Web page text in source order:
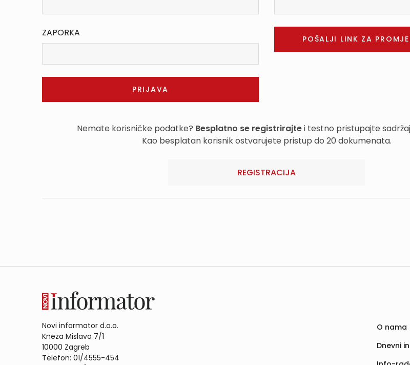
ZAPORKA
Nemate korisničke podatke? Besplatno se registrirajtei testno pristupajte
Kao besplatan korisnik ostvarujete pristup do 20 dokumenata.
REGISTRACIJA
Novi informator d.o.o.
Kneza Mislava 7/1
10000 Zagreb
Telefon: 01/4555-454
O nama
Dnevni